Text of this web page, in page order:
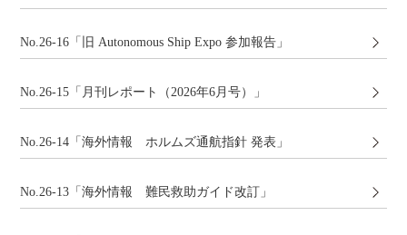
No.26-16「旧 Autonomous Ship Expo 参加報告」
No.26-15「月刊レポート（2026年6月号）」
No.26-14「海外情報 ホルムズ通航指針 発表」
No.26-13「海外情報 難民救助ガイド改訂」